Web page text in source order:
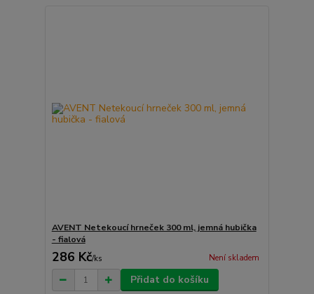
AVENT Netekoucí hrneček 300 ml, jemná hubička
- fialová
286 Kč/ks Není skladem
Přidat do košíku